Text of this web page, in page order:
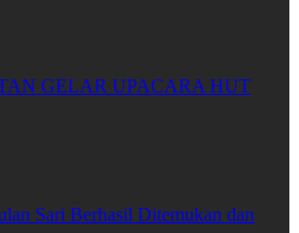
GELAR UPACARA HUT
Sari Berhasil Ditemukan dan